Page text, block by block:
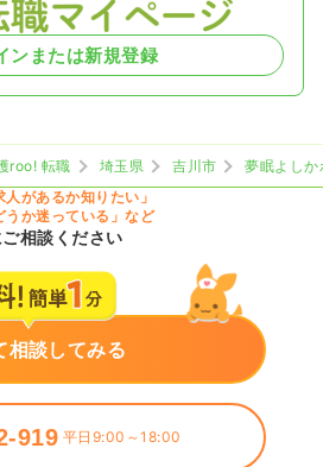
ンまたは新規登録
roo! 転職 埼玉県 吉川市
夢眠よしか
人があるか知りたい」
うか迷っている」など
相談ください
相談してみる
919 平日9:00～18:00